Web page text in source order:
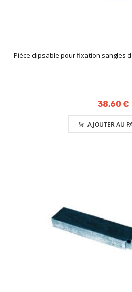
Pièce clipsable pour fixation sangles
38,60 €
AJOUTER AU